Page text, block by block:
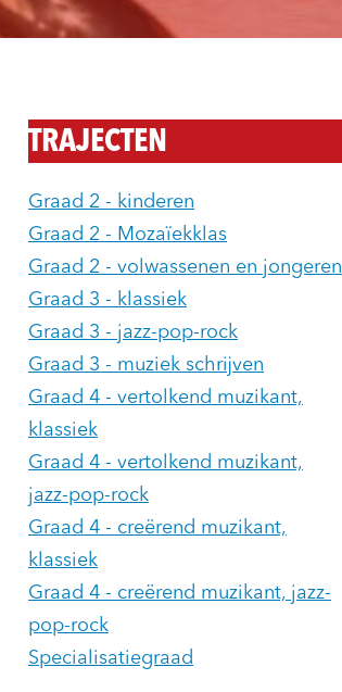
TRAJECTEN
Graad 2 - kinderen
Graad 2 - Mozaïekklas
Graad 2 - volwassenen en jongeren
Graad 3 - klassiek
Graad 3 - jazz-pop-rock
Graad 3 - muziek schrijven
Graad 4 - vertolkend muzikant,
klassiek
Graad 4 - vertolkend muzikant,
jazz-pop-rock
Graad 4 - creërend muzikant,
klassiek
Graad 4 - creërend muzikant, jazz-
pop-rock
Specialisatiegraad